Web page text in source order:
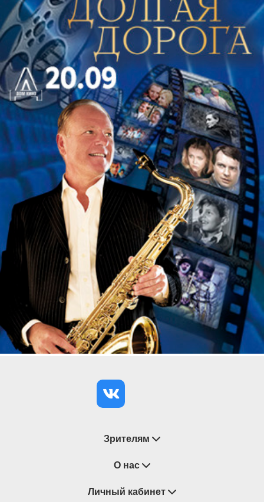
Обладатель множества престижных
международных наград и почетных званий,
лауреат Государственной премии России в
области литературы и искусства, Ильдар
Абдразаков покорил сцены крупнейших театров
мира: ему рукоплескала публика Ла Скала,
Венской государственной, Немецкой, Парижской
национальной, Баварской государственной,
Метрополитен-оперы, королевского театра
Ковент-Гарден и других прославленных сцен. В
биографии певца – выступления на престижных
международных фестивалях, в том числе – на
Оперном фестивале Россини в Пезаро и
Зальцбургском фестивале, сотрудничество с
такими выдающимися музыкантами, как Валерий
Гергиев, Риккардо Мути, Антонио Паппано,
Риккардо Шайи, Джанандреа Нозеда и многими
другими.
Певец руководит Международной академией
музыки Елены Образцовой, Фондом поддержки и
продвижения молодых талантов и развития
международных культурных связей Ильдара
Абдразакова.
ПРОГРАММА:
Чайковский
«Нет, только тот, кто знал»
«Слеза дрожит»
«Средь шумного бала»
«Серенада Дон Жуана»
«Много есть у меня теремов и садов»
«Козёл»
Зрителям
Восстановление билетов
Замена / Отмена / Перенос мероприятий
О нас
О компании
Личный кабинет